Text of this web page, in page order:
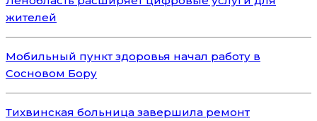
жителей
Мобильный пункт здоровья начал работу в
Сосновом Бору
Тихвинская больница завершила ремонт